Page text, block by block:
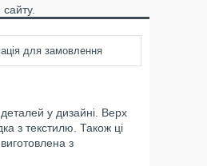
для замовлення
у дизайні. Верх
з текстилю. Також ці
з